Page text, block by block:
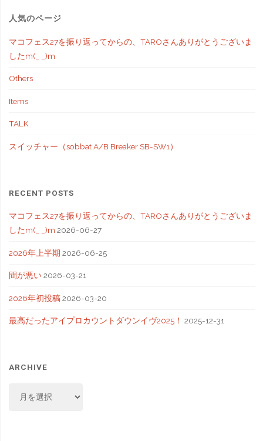
人気のページ
マコフェス27を振り返ってからの、TAROさんありがとうございま
したm(_ _)m
Others
Items
TALK
スイッチャー（sobbat A/B Breaker SB-SW1）
RECENT POSTS
マコフェス27を振り返ってからの、TAROさんありがとうございま
したm(_ _)m 2026-06-27
2026年上半期 2026-06-25
間が悪い 2026-03-21
2026年初投稿 2026-03-20
最高だったアイプロカウントダウンイヴ2025！ 2025-12-31
ARCHIVE